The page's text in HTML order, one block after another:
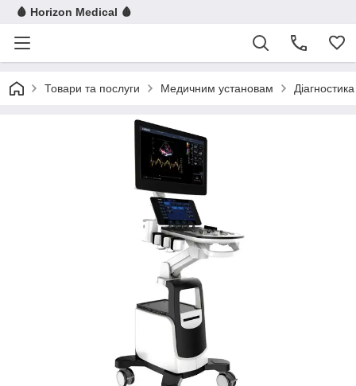
🩸 Horizon Medical 🩸
Товари та послуги Медичним установам Діагностика